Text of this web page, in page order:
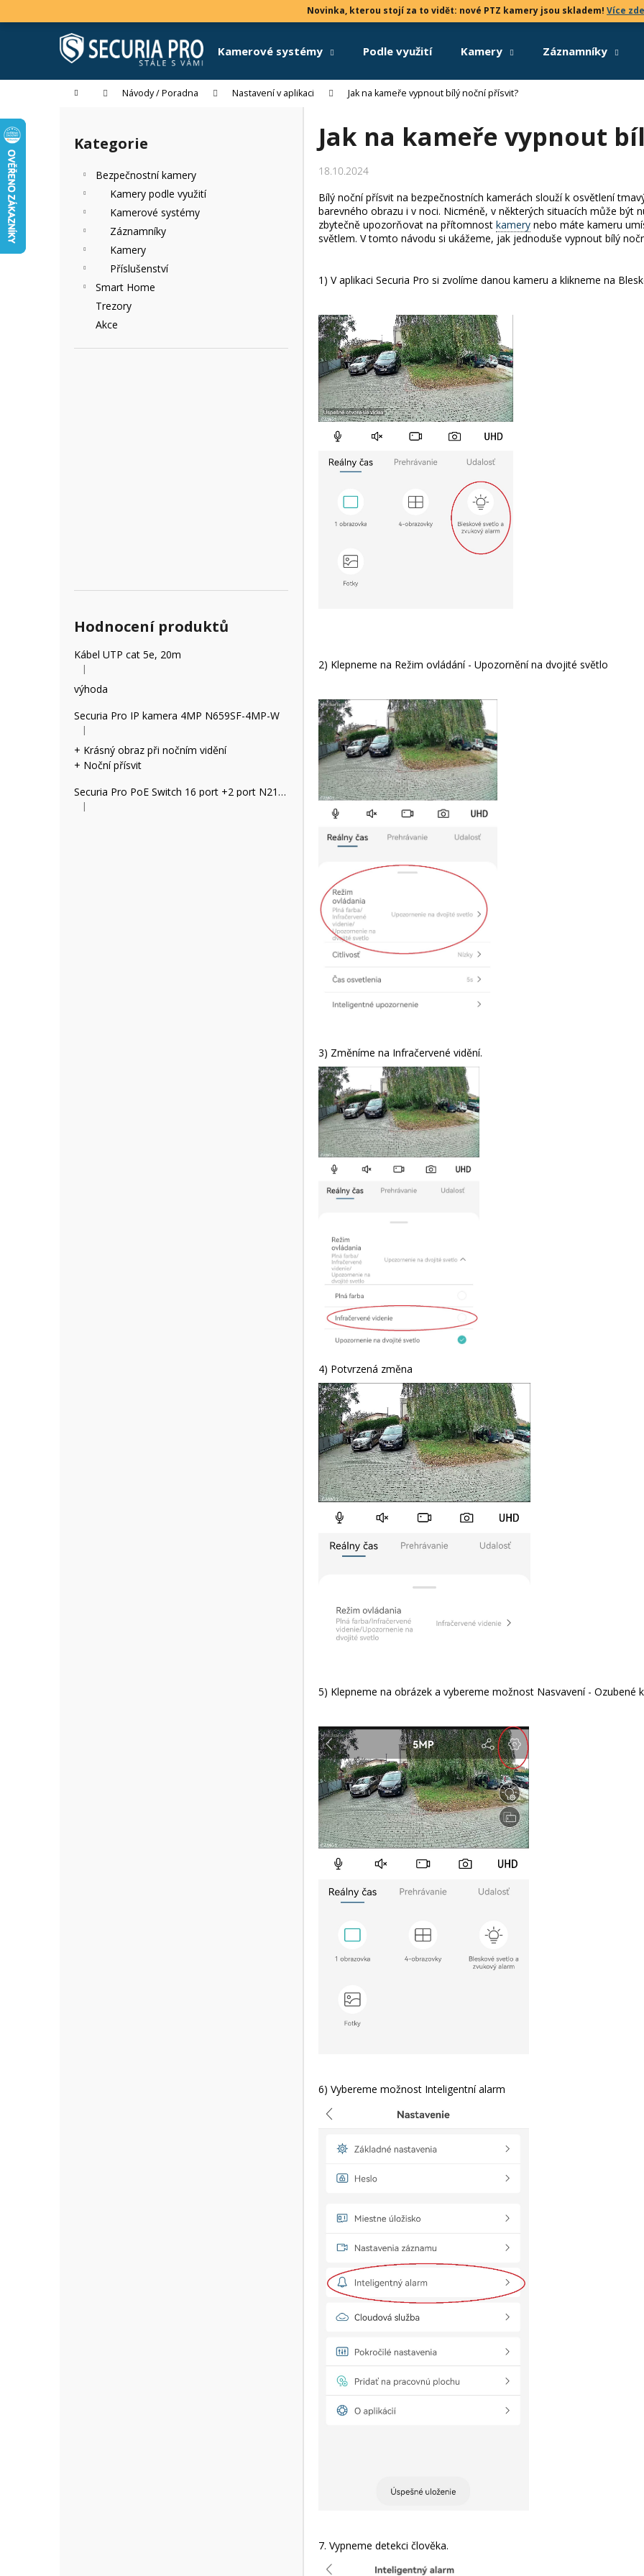
na
Novinka, kterou stojí za to vidět: nové PTZ kamery jsou skladem! Více zde
Kamerové systémy Podle využití Kamery Záznamníky
Domů Návody / Poradna Nastavení v aplikaci Jak na kameře vypnout bílý noční přísvit?
Přeskočit
kategorie
Kategorie
Bezpečnostní kamery
Kamery podle využití
Kamerové systémy
Záznamníky
Kamery
Příslušenství
Smart Home
Trezory
Akce
Hodnocení produktů
Kábel UTP cat 5e, 20m
Hodnocení produktu je 5 z 5 hvězdiček.
|
výhoda
Securia Pro IP kamera 4MP N659SF-4MP-W
Hodnocení produktu je 5 z 5 hvězdiček.
|
+ Krásný obraz při nočním vidění
+ Noční přísvit
Securia Pro PoE Switch 16 port +2 port N2162P
Hodnocení produktu je 2 z 5 hvězdiček.
|
Jak na kameře vypnout
18.10.2024
Bílý noční přísvit na bezpečnostních kamerách slouží k osvětlení
barevného obrazu i v noci. Nicméně, v některých situacích může být
zbytečně upozorňovat na přítomnost kamery nebo máte kameru
světlem. V tomto návodu si ukážeme, jak jednoduše vypnout bílý
1) V aplikaci Securia Pro si zvolíme danou kameru a klikneme na
2) Klepneme na Režim ovládání - Upozornění na dvojité světlo
3) Změníme na Infračervené vidění.
4) Potvrzená změna
5) Klepneme na obrázek a vybereme možnost Nasvavení - Ozubené
6) Vybereme možnost Inteligentní alarm
7. Vypneme detekci člověka.
o
k
Zpět
obchodu
Zpět
obchodu
Co potřebujete najít?
HLEDAT
Doporučujeme